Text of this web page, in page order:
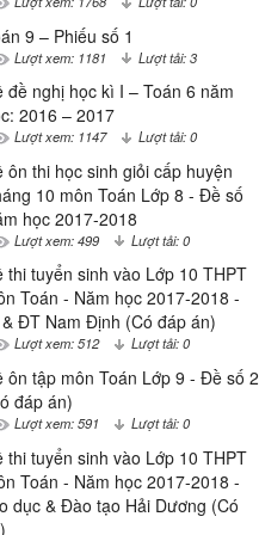
9 – Phiếu số 1
Lượt xem: 1181 Lượt tải: 3
đề nghị học kì I – Toán 6 năm
2016 – 2017
Lượt xem: 1147 Lượt tải: 0
ôn thi học sinh giỏi cấp huyện
10 môn Toán Lớp 8 - Đề số
học 2017-2018
Lượt xem: 499 Lượt tải: 0
thi tuyển sinh vào Lớp 10 THPT
Toán - Năm học 2017-2018 -
ĐT Nam Định (Có đáp án)
Lượt xem: 512 Lượt tải: 0
ôn tập môn Toán Lớp 9 - Đề số 2
đáp án)
Lượt xem: 591 Lượt tải: 0
thi tuyển sinh vào Lớp 10 THPT
Toán - Năm học 2017-2018 -
dục & Đào tạo Hải Dương (Có